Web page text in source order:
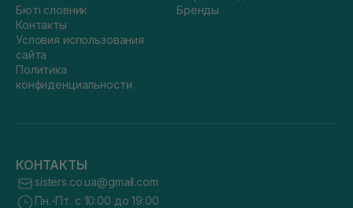
Бюті словник
Контакты
Условия использования
сайта
Политика
конфиденциальности
Бренды
КОНТАКТЫ
sisters.co.ua@gmail.com
Пн.-Пт. с 10:00 до 19:00